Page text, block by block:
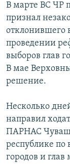
В марте ВС ЧР
признал
отклонившего
проведении
выборов глав
В мае
решение.
Несколько
направил
ПАРНАС
республике
городов и глав